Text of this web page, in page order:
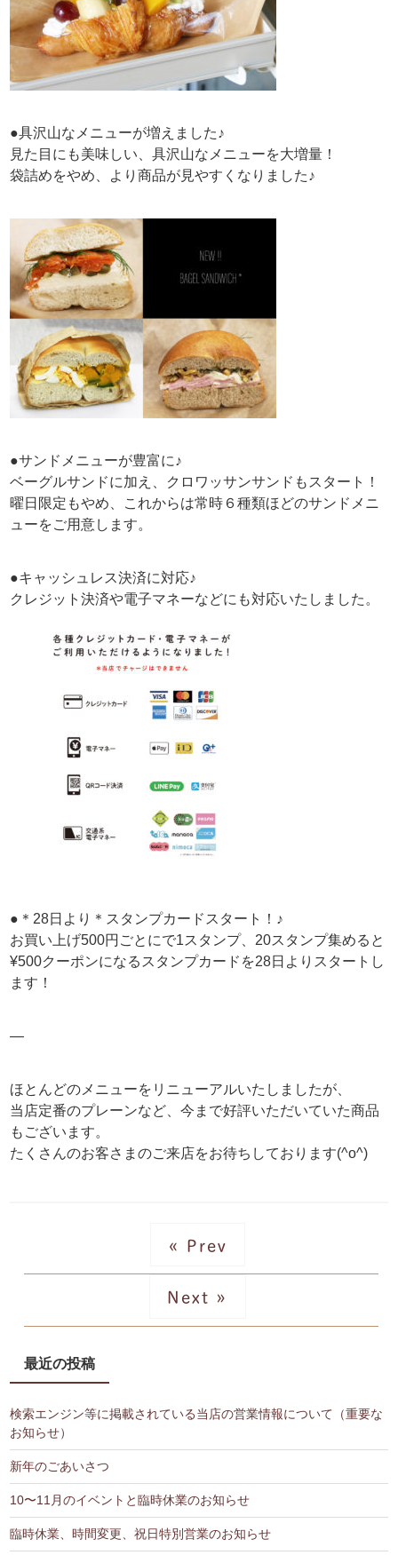
●具沢山なメニューが増えました♪
見た目にも美味しい、具沢山なメニューを大増量！
袋詰めをやめ、より商品が見やすくなりました♪
●サンドメニューが豊富に♪
ベーグルサンドに加え、クロワッサンサンドもスタート！
曜日限定もやめ、これからは常時６種類ほどのサンドメニ
ューをご用意します。
●キャッシュレス決済に対応♪
クレジット決済や電子マネーなどにも対応いたしました。
●＊28日より＊スタンプカードスタート！♪
お買い上げ500円ごとにで1スタンプ、20スタンプ集めると
¥500クーポンになるスタンプカードを28日よりスタートし
ます！
—
ほとんどのメニューをリニューアルいたしましたが、
当店定番のプレーンなど、今まで好評いただいていた商品
もございます。
たくさんのお客さまのご来店をお待ちしております(^o^)
« Prev
Next »
最近の投稿
検索エンジン等に掲載されている当店の営業情報について（重要な
お知らせ）
新年のごあいさつ
10〜11月のイベントと臨時休業のお知らせ
臨時休業、時間変更、祝日特別営業のお知らせ